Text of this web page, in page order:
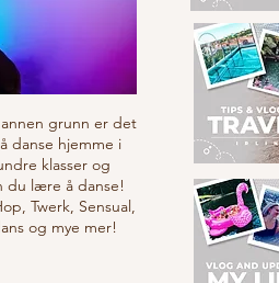
grunn er det
danse hjemme i
klasser og
du lære å danse!
Twerk, Sensual,
og mye mer!